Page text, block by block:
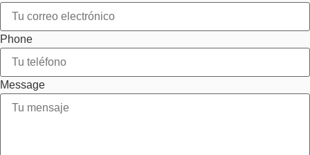
Phone
Message